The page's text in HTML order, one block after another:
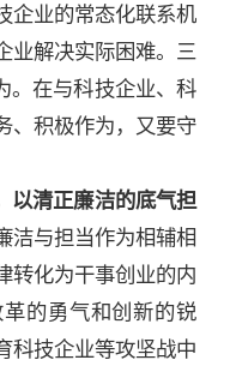
企业的常态化联系机
业解决实际困难。三
。在与科技企业、科
、积极作为，又要守
以清正廉洁的底气担
洁与担当作为相辅相
转化为干事创业的内
的勇气和创新的锐
科技企业等攻坚战中